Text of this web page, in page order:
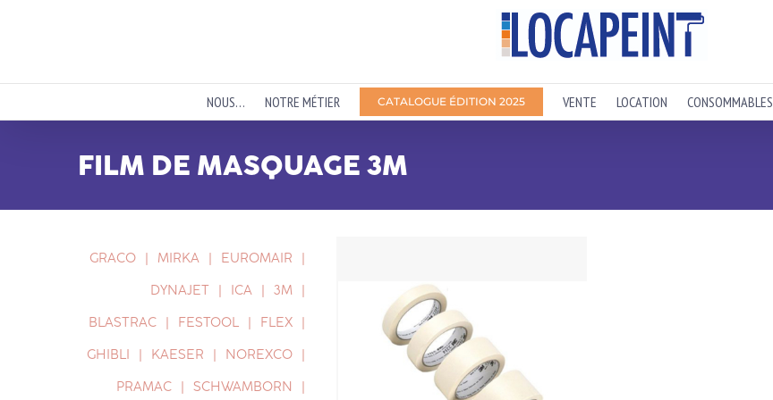
NOUS… NOTRE MÉTIER CATALOGUE ÉDITION 2025 VENTE LOCATION CONSOMMABLES
FILM DE MASQUAGE 3M
GRACO MIRKA
EUROMAIR
DYNAJET
ICA
3M
BLASTRAC
FESTOOL
FLEX
GHIBLI
KAESER
NOREXCO
PRAMAC
SCHWAMBORN